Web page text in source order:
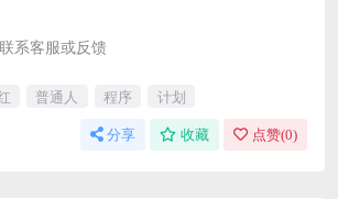
系客服或反馈
普通人 程序 计划
分享 收藏 点赞(0)